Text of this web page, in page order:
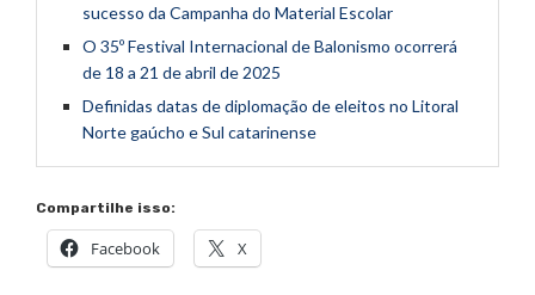
sucesso da Campanha do Material Escolar
O 35º Festival Internacional de Balonismo ocorrerá
de 18 a 21 de abril de 2025
Definidas datas de diplomação de eleitos no Litoral
Norte gaúcho e Sul catarinense
Compartilhe isso:
Facebook X